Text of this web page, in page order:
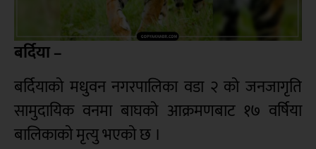
बर्दिया –
बर्दियाको मधुवन नगरपालिका वडा २ को जनजागृति
सामुदायिक वनमा बाघको आक्रमणबाट १७ वर्षिया
बालिकाको मृत्यु भएको छ ।